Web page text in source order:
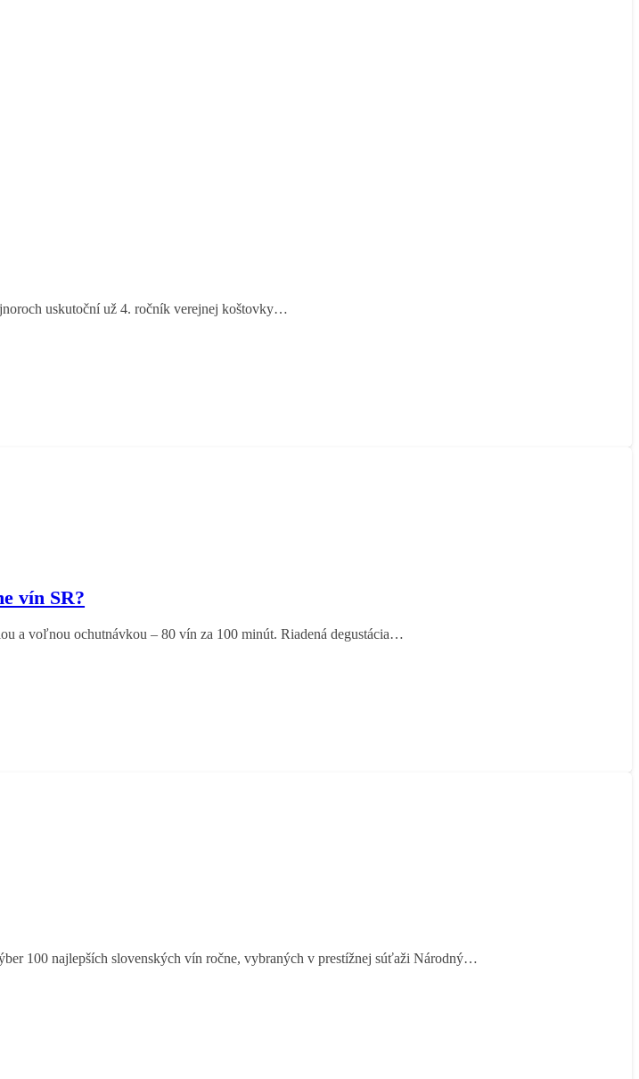
uskutoční už 4. ročník verejnej koštovky…
vín SR?
a voľnou ochutnávkou – 80 vín za 100 minút. Riadená degustácia…
100 najlepších slovenských vín ročne, vybraných v prestížnej súťaži Národný…